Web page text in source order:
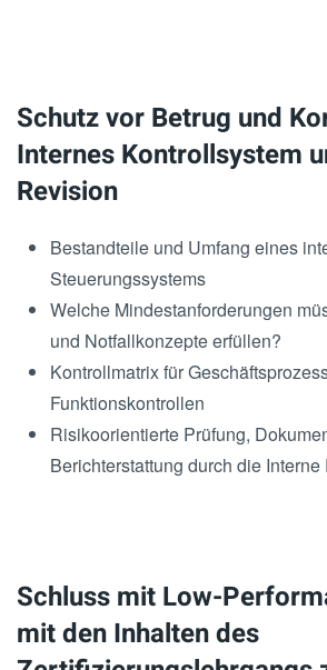
Schutz vor Betrug und
Internes Kontrollsystem
Revision
Bestandteile und Umfang eines
Steuerungssystems
Welche Mindestanforderungen
und Notfallkonzepte erfüllen?
Kontrollmatrix für
Funktionskontrollen
Risikoorientierte Prüfung,
Berichterstattung durch die
Schluss mit Low-
mit den Inhalten des